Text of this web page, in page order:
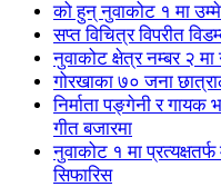
को हुन् नुवाकोट १ मा
सप्त विचित्र विपरीत
नुवाकोट क्षेत्र नम्बर २ मा
गोरखाका ७० जना
निर्माता पङ्गेनी र गायक
गीत बजारमा
नुवाकोट १ मा
सिफारिस